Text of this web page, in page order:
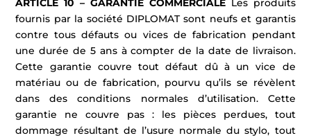
ARTICLE 10 – GARANTIE COMMERCIALELes produits
fournis par la société DIPLOMAT sont neufs et garantis
contre tous défauts ou vices de fabrication pendant
une durée de 5 ans à compter de la date de livraison.
Cette garantie couvre tout défaut dû à un vice de
matériau ou de fabrication, pourvu qu’ils se révèlent
dans des conditions normales d’utilisation. Cette
garantie ne couvre pas : les pièces perdues, tout
dommage résultant de l’usure normale du stylo, tout